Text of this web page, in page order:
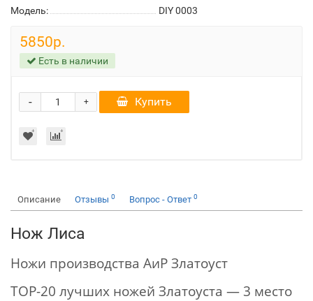
Модель:
DIY 0003
5850р.
Есть в наличии
+
- Купить
Описание Отзывы 0 Вопрос - Ответ 0
Нож Лиса
Ножи производства АиР Златоуст
TOP-20 лучших ножей Златоуста — 3 место